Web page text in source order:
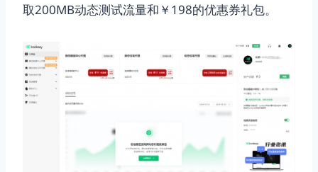
取200MB动态测试流量和￥198的优惠券礼包。